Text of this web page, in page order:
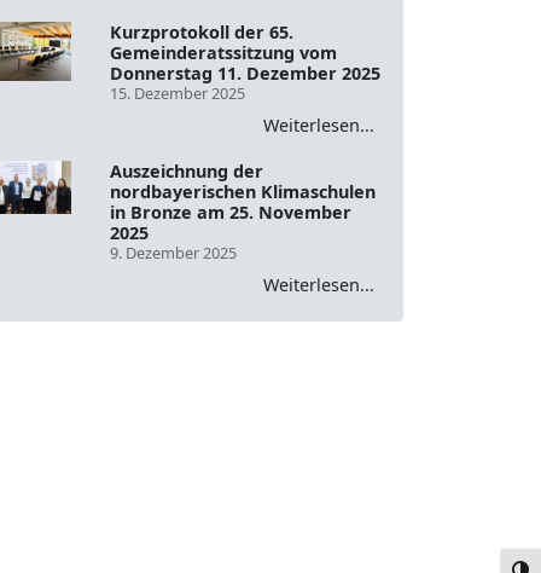
Kurzprotokoll der 65.
Gemeinderatssitzung vom
Donnerstag 11. Dezember 2025
15. Dezember 2025
Weiterlesen...
Auszeichnung der
nordbayerischen Klimaschulen
in Bronze am 25. November
2025
9. Dezember 2025
Weiterlesen...